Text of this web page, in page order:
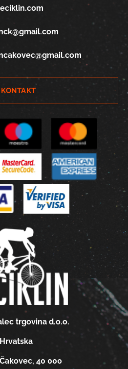
trgovina d.o.o.
Hrvatska
Čakovec, 40 000
KONTAKT